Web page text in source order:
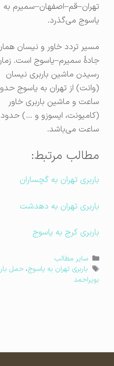
تهران–قم–اصفهان–سمیرم به
یاسوج می‌گذرد.
مسیر تردد خاور و نیسان همان
جادهٔ سمیرم–یاسوج است. زمان
رسیدن ماشین باربری نیسان
(وانت) از تهران به یاسوج حدود ۱۲
ساعت و ماشین باربری خاور
(کامیونت، ایسوزو و …) حدود ۱۶
ساعت می‌باشد.
مطالب مرتبط:
باربری تهران به گچساران
باربری تهران به دهدشت
باربری کرج به یاسوج
دسته‌ها
سایر مطالب
برچسب‌ها
باربری تهران به یاسوج،حمل بار به
بویراحمد